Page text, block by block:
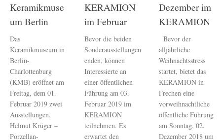
Keramikmuse
um Berlin
Das
Keramikmuseum in
Berlin-
Charlottenburg
(KMB) eröffnet am
Freitag, dem 01.
Februar 2019 zwei
Ausstellungen.
Helmut Krüger –
Porzellan-
KERAMION
im Februar
Bevor die beiden
Sonderausstellungen
enden, können
Interessierte an
einer öffentlichen
Führung am 03.
Februar 2019 im
KERAMION
teilnehmen. Es
erwartet den
Dezember im
KERAMION
Bevor der
alljährliche
Weihnachtsstress
startet, bietet das
KERAMION in
Frechen eine
vorweihnachtliche
öffentliche Führung
am Sonntag, 02.
Dezember 2018 um